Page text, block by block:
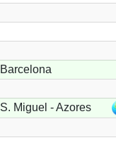
Barcelona
S. Miguel - Azores